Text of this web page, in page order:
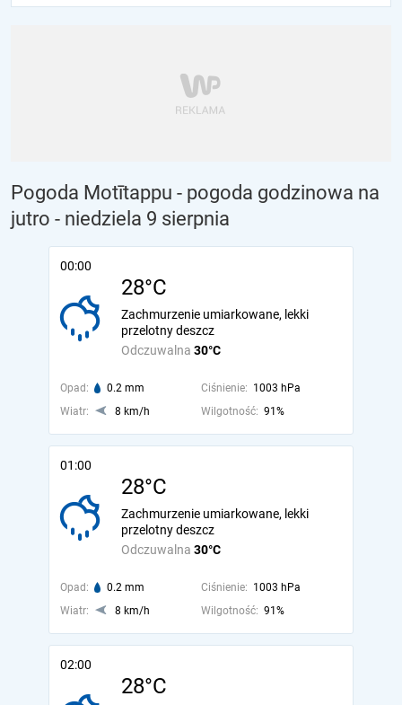
Pogoda Motītappu - pogoda godzinowa na
jutro - niedziela 9 sierpnia
00:00
28°C
Odczuwalna 30°C
Zachmurzenie umiarkowane, lekki
przelotny deszcz
Opad: 0.2 mm Ciśnienie: 1003 hPa
Wiatr:
8 km/h Wilgotność: 91%
01:00
28°C
Odczuwalna 30°C
Zachmurzenie umiarkowane, lekki
przelotny deszcz
Opad: 0.2 mm Ciśnienie: 1003 hPa
Wiatr:
8 km/h Wilgotność: 91%
02:00
28°C